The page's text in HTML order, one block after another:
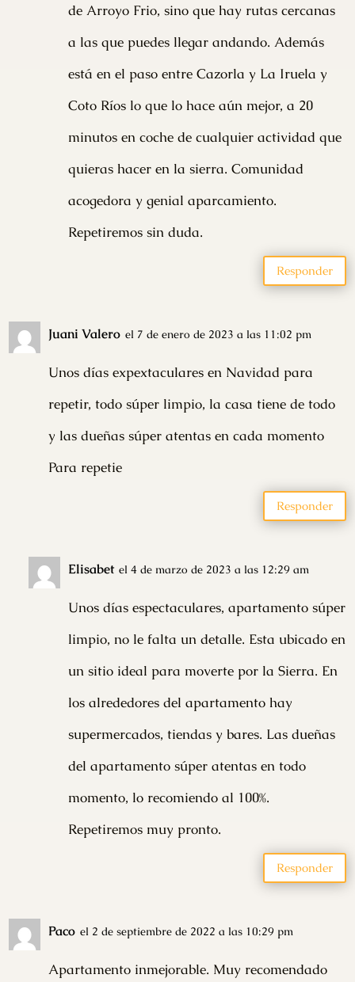
de Arroyo Frio, sino que hay rutas cercanas
a las que puedes llegar andando. Además
está en el paso entre Cazorla y La Iruela y
Coto Ríos lo que lo hace aún mejor, a 20
minutos en coche de cualquier actividad que
quieras hacer en la sierra. Comunidad
acogedora y genial aparcamiento.
Repetiremos sin duda.
Responder
Juani Valero el 7 de enero de 2023 a las 11:02 pm
Unos días expextaculares en Navidad para
repetir, todo súper limpio, la casa tiene de todo
y las dueñas súper atentas en cada momento
Para repetie
Responder
Elisabet el 4 de marzo de 2023 a las 12:29 am
Unos días espectaculares, apartamento súper
limpio, no le falta un detalle. Esta ubicado en
un sitio ideal para moverte por la Sierra. En
los alrededores del apartamento hay
supermercados, tiendas y bares. Las dueñas
del apartamento súper atentas en todo
momento, lo recomiendo al 100%.
Repetiremos muy pronto.
Responder
Paco el 2 de septiembre de 2022 a las 10:29 pm
Apartamento inmejorable. Muy recomendado